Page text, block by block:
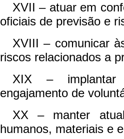
XVII – atuar em
oficiais de previsão e
XVIII – comunicar
riscos relacionados a
XIX – implantar
engajamento de
XX – manter
humanos, materiais e